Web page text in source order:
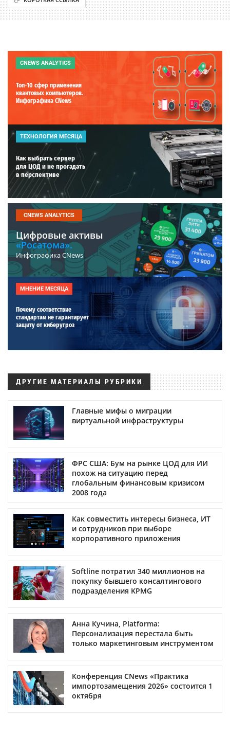
CNEWS ANALYTICS
Топ-10 сфер применения
квантовых компьютеров.
Инфографика CNews
ТЕХНОЛОГИЯ МЕСЯЦА
Как выбрать сервер
для ЦОД и не прогадать
в перспективе
CNEWS ANALYTICS
Цифровые активы
«Росатома».
Инфографика CNews
МНЕНИЕ МЕСЯЦА
Почему соответствие
стандартам не гарантирует
защиту от киберугроз
ДРУГИЕ МАТЕРИАЛЫ РУБРИКИ
Главные мифы о миграции
виртуальной инфраструктуры
ФРС США: Бум на рынке ЦОД для ИИ
похож на ситуацию перед
глобальным финансовым кризисом
2008 года
Как совместить интересы бизнеса, ИТ
и сотрудников при выборе
корпоративного приложения
Softline потратил 340 миллионов на
покупку бывшего консалтингового
подразделения KPMG
Анна Кучина, Platforma:
Персонализация перестала быть
только маркетинговым инструментом
Конференция CNews «Практика
импортозамещения 2026» состоится 1
октября